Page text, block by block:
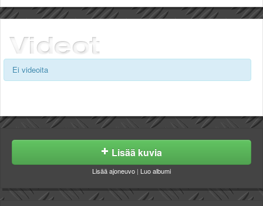
MP14 kuvia
MP13 kuvia
ACS 2015 kuvia
Lisää uusi tapahtuma
UUTISET
SÄÄ
Tampereen sää
Turun sää
Oulun sää
MUUT
VIP-jäsenyys
Ei videoita
Lisää kuvia
Lisää ajoneuvo | Luo albumi